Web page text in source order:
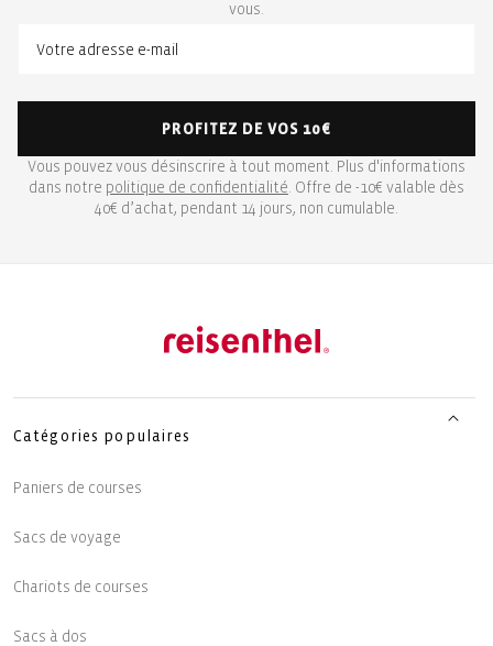
vous.
PROFITEZ DE VOS 10€
Vous pouvez vous désinscrire à tout moment. Plus d'informations
dans notre politique de confidentialité. Offre de -10€ valable dès
40€ d’achat, pendant 14 jours, non cumulable.
Catégories populaires
Paniers de courses
Sacs de voyage
Chariots de courses
Sacs à dos